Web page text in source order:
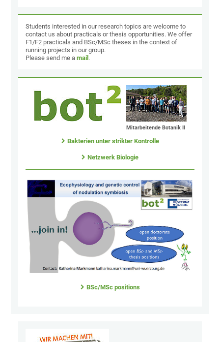
Students interested in our research topics are welcome to
contact us about practicals or thesis opportunities. We offer
F1/F2 practicals and BSc/MSc theses in the context of
running projects in our group.
Please send me amail .
Mitarbeitende Botanik II
Bakterien unter strikter Kontrolle
Netzwerk Biologie
BSc/MSc positions